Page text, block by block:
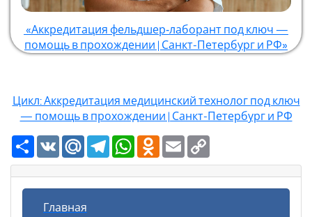
«Аккредитация фельдшер‑лаборант под ключ —
помощь в прохождении | Санкт-Петербург и РФ»
Цикл: Аккредитация медицинский технолог под ключ
— помощь в прохождении | Санкт-Петербург и РФ
Ресурс
VK Mail.RuTelegramWhatsAppOdnoklassniki
Email
Главная